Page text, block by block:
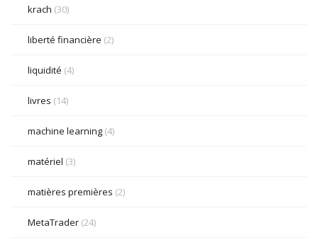
krach (30)
liberté financière (2)
liquidité (4)
livres (14)
machine learning (4)
matériel (3)
matières premières (2)
MetaTrader (24)